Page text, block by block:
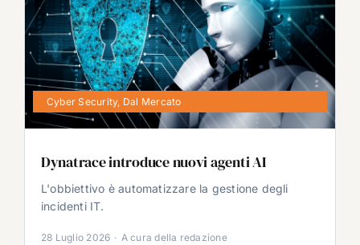
Cyber Security, Dal Mercato
Dynatrace introduce nuovi agenti AI
L'obbiettivo è automatizzare la gestione degli
incidenti IT.
28 Luglio 2026 · A cura della redazione